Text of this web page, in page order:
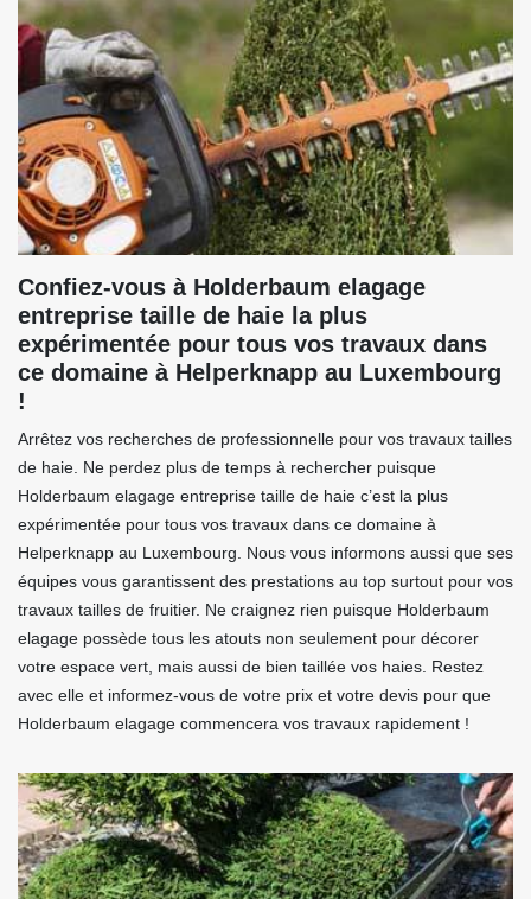
Confiez-vous à Holderbaum elagage
entreprise taille de haie la plus
expérimentée pour tous vos travaux dans
ce domaine à Helperknapp au Luxembourg
!
Arrêtez vos recherches de professionnelle pour vos travaux tailles
de haie. Ne perdez plus de temps à rechercher puisque
Holderbaum elagage entreprise taille de haie c’est la plus
expérimentée pour tous vos travaux dans ce domaine à
Helperknapp au Luxembourg. Nous vous informons aussi que ses
équipes vous garantissent des prestations au top surtout pour vos
travaux tailles de fruitier. Ne craignez rien puisque Holderbaum
elagage possède tous les atouts non seulement pour décorer
votre espace vert, mais aussi de bien taillée vos haies. Restez
avec elle et informez-vous de votre prix et votre devis pour que
Holderbaum elagage commencera vos travaux rapidement !